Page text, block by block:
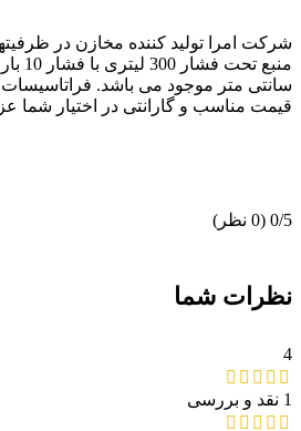
شرکت امرا تولید کننده مخازن در
سانتی متر موجود می باشد.
قیمت مناسب و گارانتی در اختیار شما
‫0/5 ‫(0 نظر)
نظرات شما
4
1 نقد و بررسی